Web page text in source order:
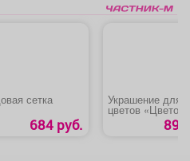
сетка
684 руб.
Украшение для
цветов «Цветок»
89